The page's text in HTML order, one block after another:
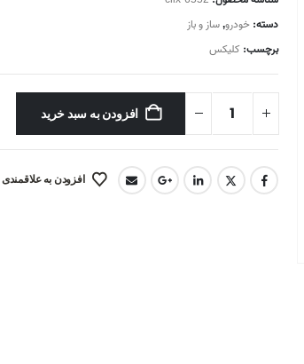
دسته: خودرو,ساز و باز
برچسب: کلیکس
افزودن به سبد خرید
افزودن به علاقمندی